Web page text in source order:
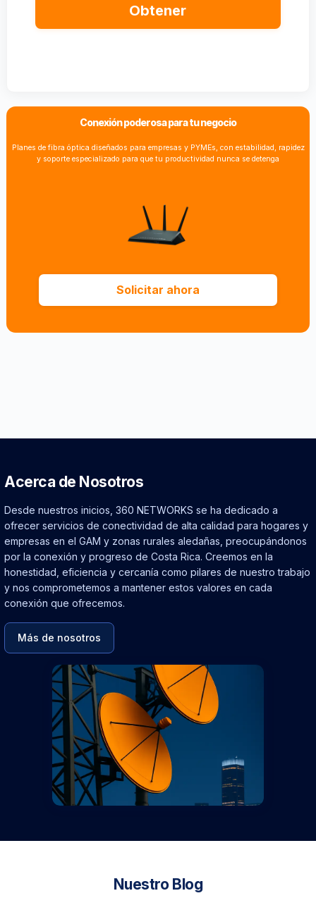
Obtener
Conexión poderosa para tu negocio
Planes de fibra óptica diseñados para empresas y PYMEs, con estabilidad, rapidez
y soporte especializado para que tu productividad nunca se detenga
Solicitar ahora
Acerca de Nosotros
Desde nuestros inicios, 360 NETWORKS se ha dedicado a
ofrecer servicios de conectividad de alta calidad para hogares y
empresas en el GAM y zonas rurales aledañas, preocupándonos
por la conexión y progreso de Costa Rica. Creemos en la
honestidad, eficiencia y cercanía como pilares de nuestro trabajo
y nos comprometemos a mantener estos valores en cada
conexión que ofrecemos.
Más de nosotros
Nuestro Blog